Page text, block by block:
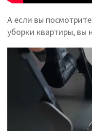
А если вы
уборки квартиры, вы